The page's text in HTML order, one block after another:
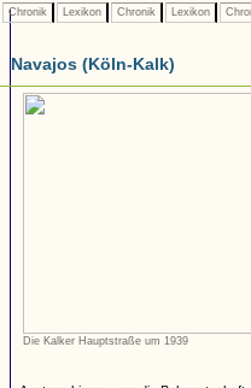
Chronik Lexikon Chronik Lexikon
Navajos (Köln-Kalk)
Die Kalker Hauptstraße um 1939